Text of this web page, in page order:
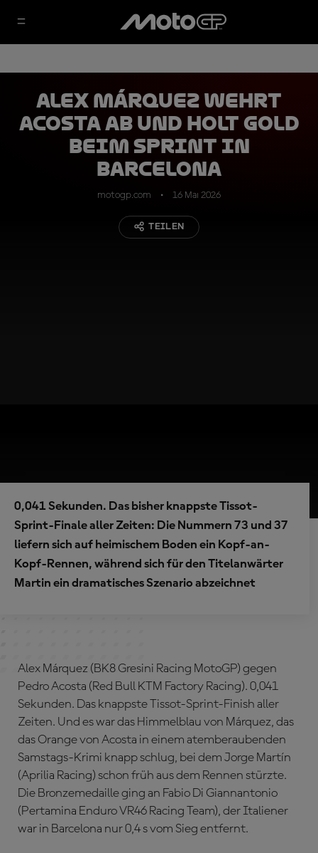
Alex Márquez wehrt
Acosta ab und holt Gold
beim Sprint in
Barcelona
motogp.com 16 Mai 2026
TEILEN
0,041 Sekunden. Das bisher knappste Tissot-
Sprint-Finale aller Zeiten: Die Nummern 73 und 37
liefern sich auf heimischem Boden ein Kopf-an-
Kopf-Rennen, während sich für den Titelanwärter
Martin ein dramatisches Szenario abzeichnet
Alex Márquez (BK8 Gresini Racing MotoGP) gegen
Pedro Acosta (Red Bull KTM Factory Racing). 0,041
Sekunden. Das knappste Tissot-Sprint-Finish aller
Zeiten. Und es war das Himmelblau von Márquez, das
das Orange von Acosta in einem atemberaubenden
Samstags-Krimi knapp schlug, bei dem Jorge Martín
(Aprilia Racing) schon früh aus dem Rennen stürzte.
Die Bronzemedaille ging an Fabio Di Giannantonio
(Pertamina Enduro VR46 Racing Team), der Italiener
war in Barcelona nur 0,4 s vom Sieg entfernt.